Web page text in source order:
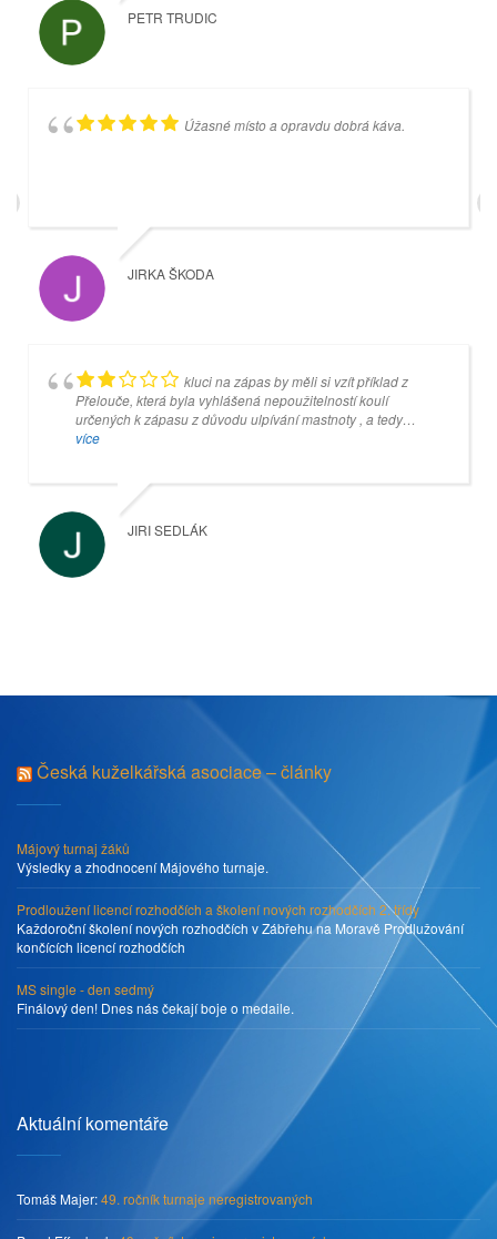
PETR TRUDIC
Úžasné místo a opravdu dobrá káva.
JIRKA ŠKODA
kluci na zápas by měli si vzít příklad z
Přelouče, která byla vyhlášená nepoužitelností koulí
určených k zápasu z důvodu ulpívání mastnoty , a tedy
neuchopitelné pro ty , kteří drží kouli v prstech ... v Přelouči
nechali při zápasu koule umýt...tedy tuto neblahou štafetu po
Přelouči drží teď právě kuželna v Náchodě ... ale jinak
naprosto skvělé dívadlo a herna
více
JIRI SEDLÁK
VEVRIS96 OK
Příjemné prostředí. Hospůdka s dobrými
MIROSLAV SIXTA
Česká kuželkářská asociace – články
Májový turnaj žáků
Výsledky a zhodnocení Májového turnaje.
Prodloužení licencí rozhodčích a školení nových rozhodčích 2. třídy
Každoroční školení nových rozhodčích v Zábřehu na Moravě Prodlužování
končících licencí rozhodčích
MS single - den sedmý
Finálový den! Dnes nás čekají boje o medaile.
Aktuální komentáře
Tomáš Majer:49. ročník turnaje neregistrovaných